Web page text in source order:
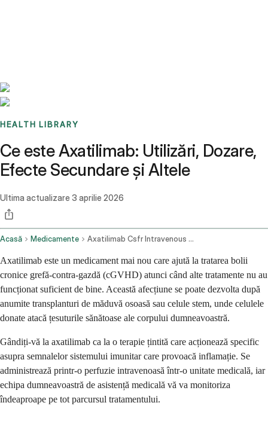
HEALTH LIBRARY
Ce este Axatilimab: Utilizări, Dozare,
Efecte Secundare și Altele
Ultima actualizare 3 aprilie 2026
Acasă Medicamente Axatilimab Csfr Intravenous Route
Axatilimab este un medicament mai nou care ajută la tratarea bolii
cronice grefă-contra-gazdă (cGVHD) atunci când alte tratamente nu au
funcționat suficient de bine. Această afecțiune se poate dezvolta după
anumite transplanturi de măduvă osoasă sau celule stem, unde celulele
donate atacă țesuturile sănătoase ale corpului dumneavoastră.
Gândiți-vă la axatilimab ca la o terapie țintită care acționează specific
asupra semnalelor sistemului imunitar care provoacă inflamație. Se
administrează printr-o perfuzie intravenoasă într-o unitate medicală, iar
echipa dumneavoastră de asistență medicală vă va monitoriza
îndeaproape pe tot parcursul tratamentului.